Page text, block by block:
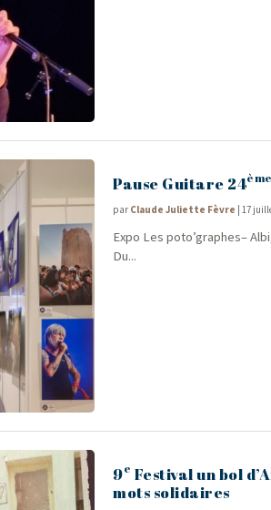
Pause Guitare 24ème
par Claude Juliette Fèvre |17
Expo Les poto’graphes–
Du...
9e Festival un bol
mots solidaires